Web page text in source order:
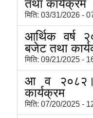
तथा कार्यक्रम
मिति: 03/31/2026 -
आर्थिक वर्ष
बजेट तथा
मिति: 09/21/2025 -
आ व
कार्यक्रम
मिति: 07/20/2025 -